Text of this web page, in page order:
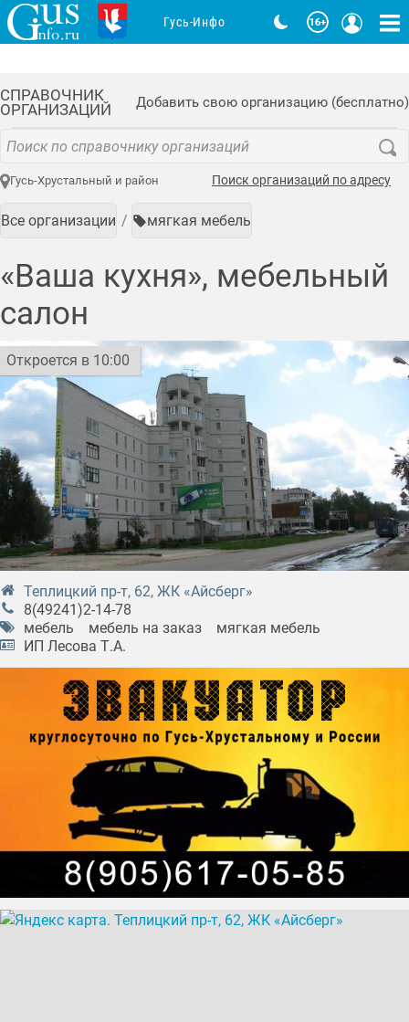
СПРАВОЧНИК
ОРГАНИЗАЦИЙ
Добавить свою организацию (бесплатно)
Гусь-Хрустальный и район Поиск организаций по адресу
Все организации мягкая мебель
«Ваша кухня», мебельный
салон
Откроется в 10:00
Теплицкий пр-т, 62, ЖК «Айсберг»
8(49241)2-14-78
мебель
мебель на заказ
мягкая мебель
ИП Лесова Т.А.
Гусь-Инфо